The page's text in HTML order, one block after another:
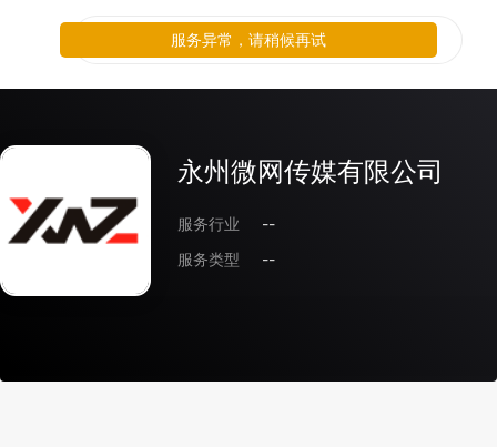
永州微网传媒有限公司
服务行业
--
服务类型
--
服务异常，请稍候再试